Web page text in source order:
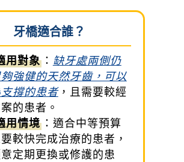
牙橋適合誰？
用對象： 缺牙處兩側仍
強健的天然牙齒，可以
撐的患者，且需要較經
的患者。
用情境：適合中等預算
較快完成治療的患者，
定期更換或修護的患